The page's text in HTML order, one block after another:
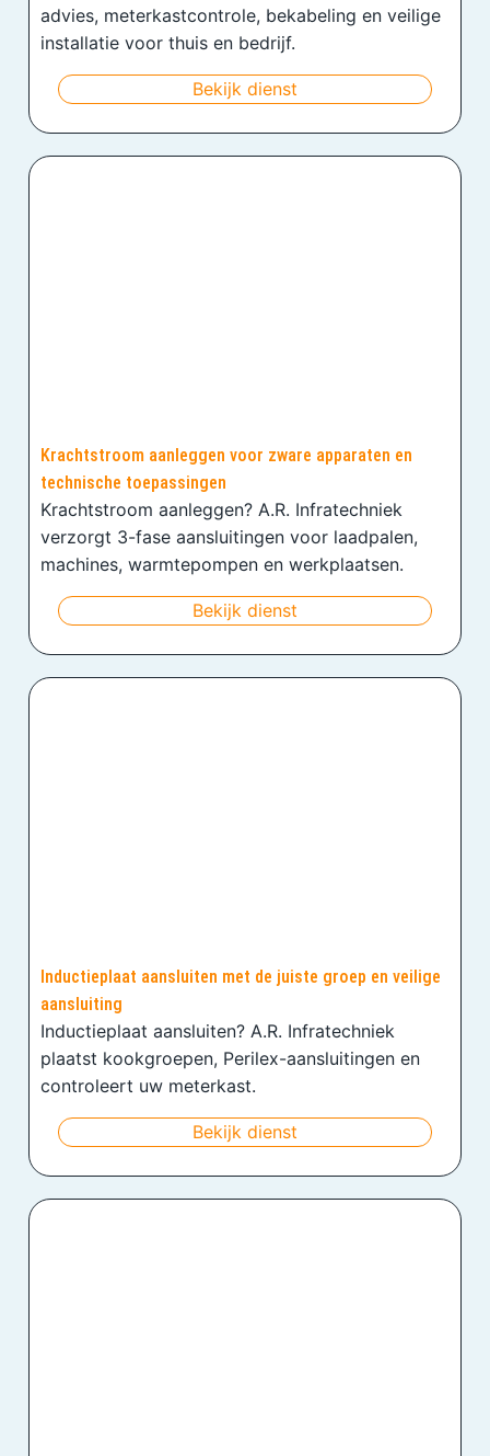
advies, meterkastcontrole, bekabeling en veilige
installatie voor thuis en bedrijf.
Bekijk dienst
Krachtstroom aanleggen voor zware apparaten en
technische toepassingen
Krachtstroom aanleggen? A.R. Infratechniek
verzorgt 3-fase aansluitingen voor laadpalen,
machines, warmtepompen en werkplaatsen.
Bekijk dienst
Inductieplaat aansluiten met de juiste groep en veilige
aansluiting
Inductieplaat aansluiten? A.R. Infratechniek
plaatst kookgroepen, Perilex-aansluitingen en
controleert uw meterkast.
Bekijk dienst